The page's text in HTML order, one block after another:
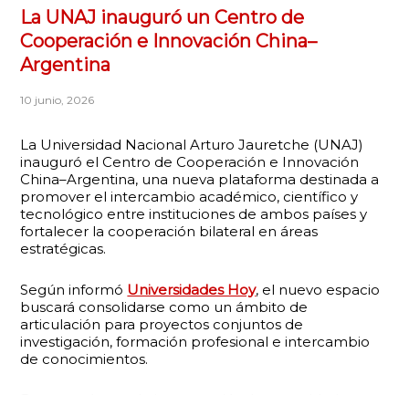
La UNAJ inauguró un Centro de
Cooperación e Innovación China–
Argentina
10 junio, 2026
La Universidad Nacional Arturo Jauretche (UNAJ)
inauguró el Centro de Cooperación e Innovación
China–Argentina, una nueva plataforma destinada a
promover el intercambio académico, científico y
tecnológico entre instituciones de ambos países y
fortalecer la cooperación bilateral en áreas
estratégicas.
Según informó Universidades Hoy, el nuevo espacio
buscará consolidarse como un ámbito de
articulación para proyectos conjuntos de
investigación, formación profesional e intercambio
de conocimientos.